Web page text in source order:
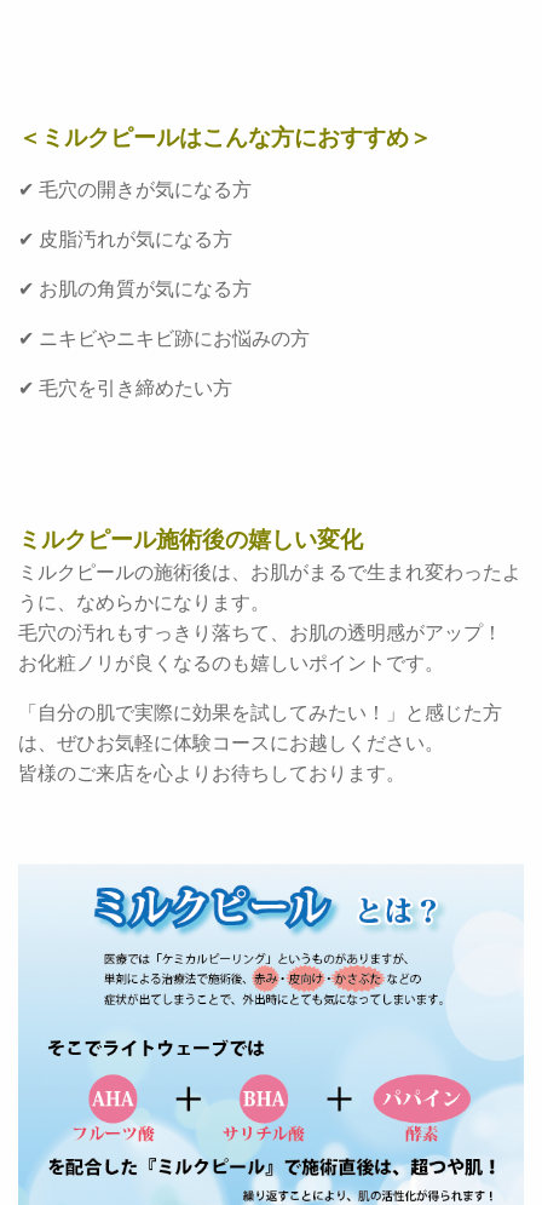
＜ミルクピールはこんな方におすすめ＞
✔ 毛穴の開きが気になる方
✔ 皮脂汚れが気になる方
✔ お肌の角質が気になる方
✔ ニキビやニキビ跡にお悩みの方
✔ 毛穴を引き締めたい方
ミルクピール施術後の嬉しい変化
ミルクピールの施術後は、お肌がまるで生まれ変わったよ
うに、なめらかになります。
毛穴の汚れもすっきり落ちて、お肌の透明感がアップ！
お化粧ノリが良くなるのも嬉しいポイントです。
「自分の肌で実際に効果を試してみたい！」と感じた方
は、ぜひお気軽に体験コースにお越しください。
皆様のご来店を心よりお待ちしております。